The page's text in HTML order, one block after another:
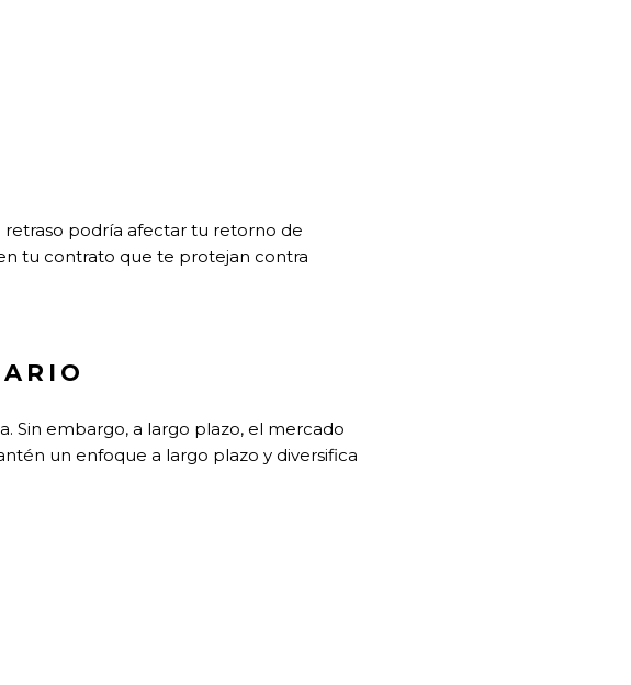
podría afectar tu retorno de
tu contrato que te protejan contra
Sin embargo, a largo plazo, el mercado
un enfoque a largo plazo y diversifica